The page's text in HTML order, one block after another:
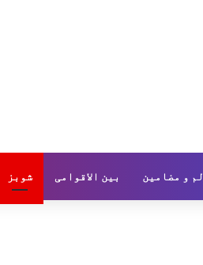
و مضامین بین الاقوامی شوبز